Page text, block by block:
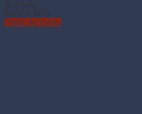
Na sklade
€3.57 (s DPH)
Pridať do košíka